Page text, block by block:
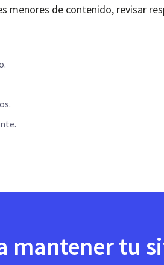
menores de contenido, revisar
mantener tu